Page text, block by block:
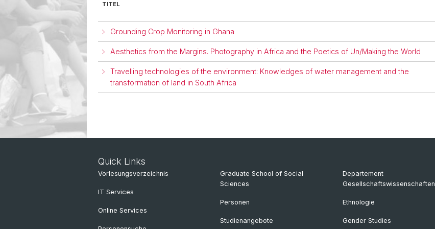
TITEL
Grounding Crop Monitoring in Ghana
Aesthetics from the Margins. Photography in Africa and the Poetics of Un/Making the World
Travelling technologies of the environment: Knowledges of water management and the
transformation of land in South Africa
Quick Links
Vorlesungsverzeichnis
IT Services
Online Services
Graduate School of Social
Sciences
Personen
Studienangebote
Departement
Gesellschaftswissenschaften
Ethnologie
Gender Studies